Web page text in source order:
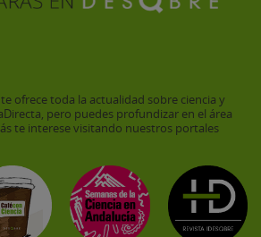
ofrece toda la actualidad sobre ciencia y
pero puedes profundizar en el área
te interese visitando nuestros portales